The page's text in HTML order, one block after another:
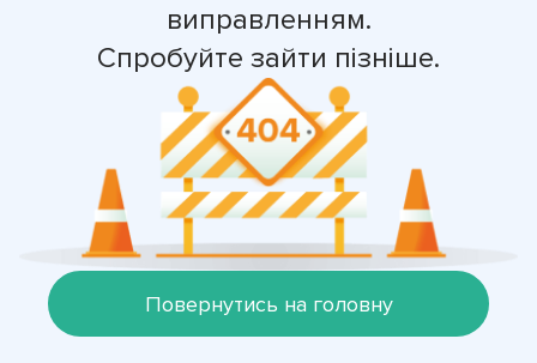
виправленням.
Спробуйте зайти пізніше.
Повернутись на головну